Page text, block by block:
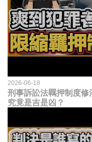
2026-06-18
刑事訴訟法羈押制度
究竟是吉是凶？